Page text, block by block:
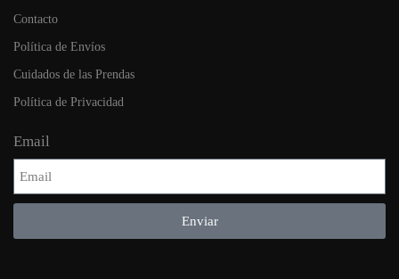
Contacto
Política de Envíos
Cuidados de las Prendas
Política de Privacidad
Email
Enviar